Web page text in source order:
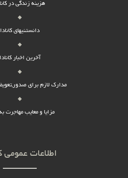
هزینه زندگی در
دانستنیهای کانادا
آخرین اخبار کانادا
مدارک لازم برای
مزایا و معایب مهاجرت به
اطلاعات عمومی